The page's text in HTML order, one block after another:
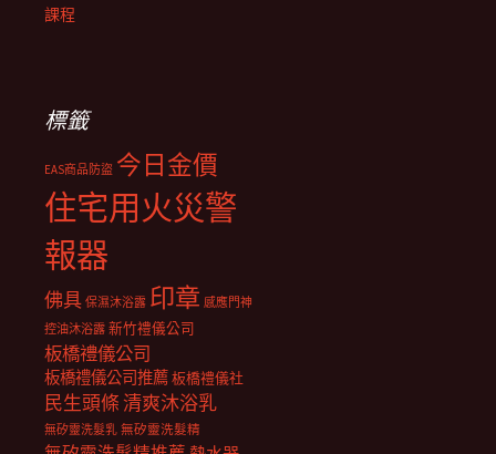
課程
標籤
EAS商品防盜 今日金價
住宅用火災警
報器
佛具 保濕沐浴露 印章 感應門神
控油沐浴露 新竹禮儀公司
板橋禮儀公司
板橋禮儀公司推薦板橋禮儀社
民生頭條清爽沐浴乳
無矽靈洗髮乳 無矽靈洗髮精